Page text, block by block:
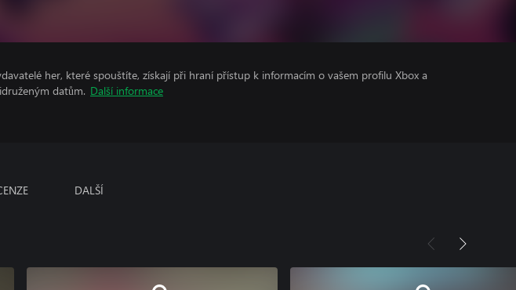
her, které spouštíte, získají při hraní přístup k informacím o vašem profilu Xbox a
datům. Další informace
DALŠÍ